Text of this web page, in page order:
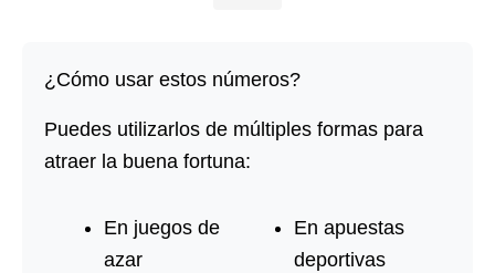
¿Cómo usar estos números?
Puedes utilizarlos de múltiples formas para
atraer la buena fortuna:
En juegos de
azar
En apuestas
deportivas